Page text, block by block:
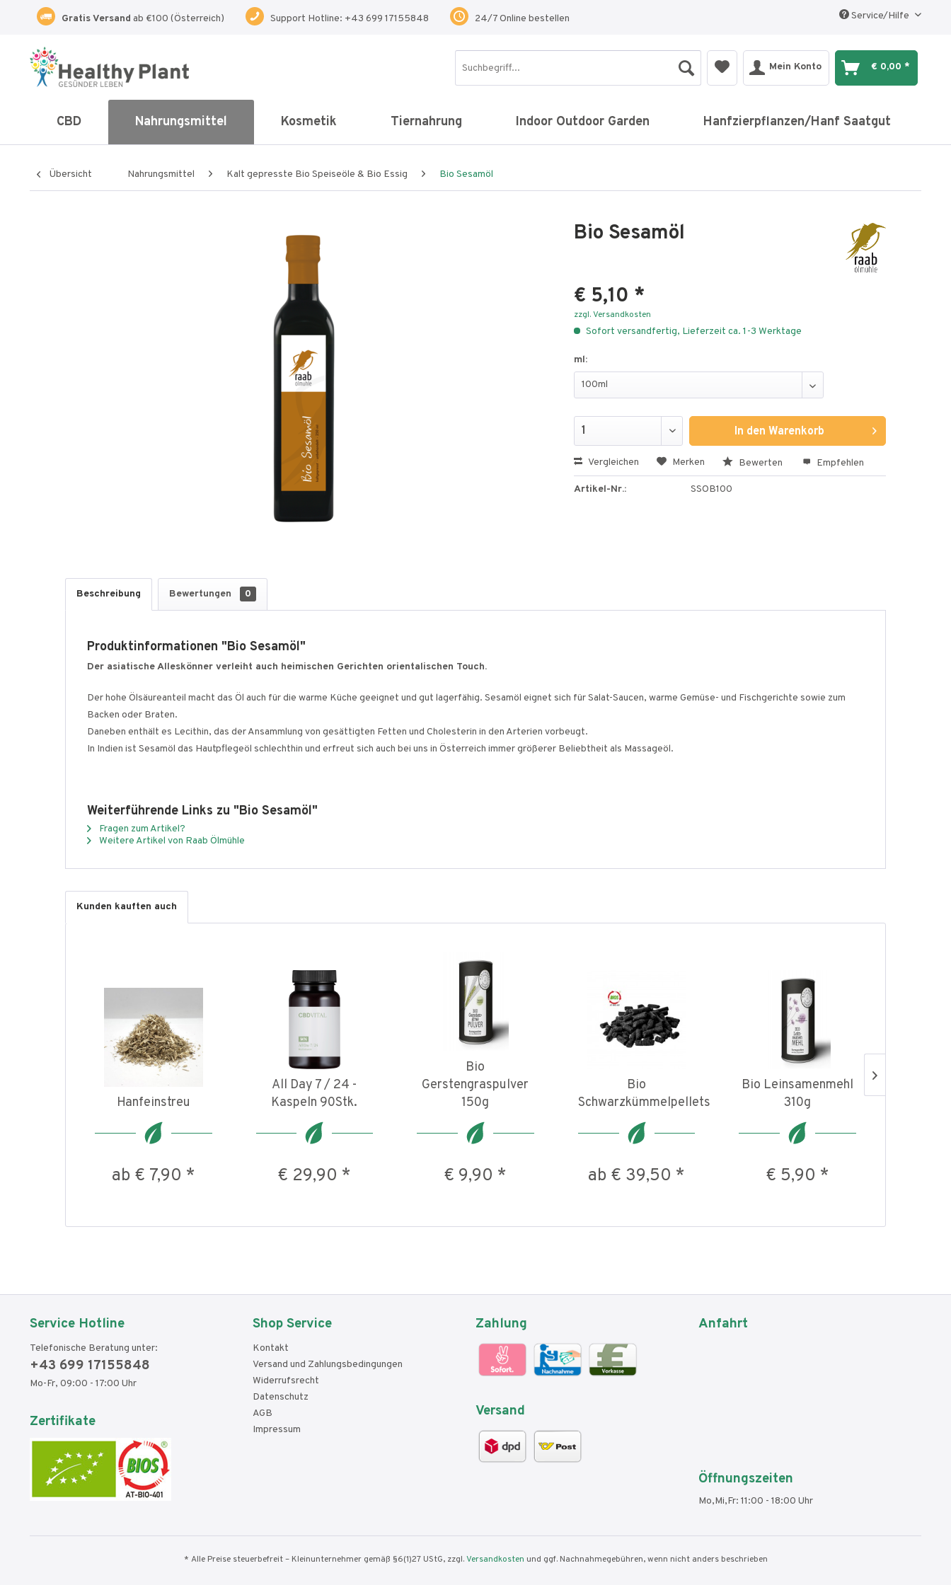
Gratis Versand ab €100 (Österreich) Support Hotline: +43 699 17155848 24/7 Online bestellen Service/Hilfe
Mein Konto € 0,00 *
CBD Nahrungsmittel Kosmetik Tiernahrung Indoor Outdoor Garden Hanfzierpflanzen/Hanf Saatgut
Übersicht Nahrungsmittel Kalt gepresste Bio Speiseöle & Bio Essig Bio Sesamöl
Bio Sesamöl
€ 5,10 *
zzgl. Versandkosten
Sofort versandfertig, Lieferzeit ca. 1-3 Werktage
ml:
In den Warenkorb
Vergleichen Merken Bewerten Empfehlen
Artikel-Nr.: SSOB100
Beschreibung Bewertungen 0
Produktinformationen "Bio Sesamöl"
Der asiatische Alleskönner verleiht auch heimischen Gerichten orientalischen Touch.
Der hohe Ölsäureanteil macht das Öl auch für die warme Küche geeignet und gut lagerfähig. Sesamöl eignet sich für Salat-Saucen, warme Gemüse- und Fischgerichte sowie zum
Backen oder Braten.
Daneben enthält es Lecithin, das der Ansammlung von gesättigten Fetten und Cholesterin in den Arterien vorbeugt.
In Indien ist Sesamöl das Hautpflegeöl schlechthin und erfreut sich auch bei uns in Österreich immer größerer Beliebtheit als Massageöl.
Weiterführende Links zu "Bio Sesamöl"
Fragen zum Artikel?
Weitere Artikel von Raab Ölmühle
Kunden kauften auch
Hanfeinstreu
ab € 7,90 *
All Day 7 / 24 -
Kaspeln 90Stk.
€ 29,90 *
Bio
Gerstengraspulver
150g
€ 9,90 *
Bio
Schwarzkümmelpellets
ab € 39,50 *
Bio Leinsamenmehl
310g
€ 5,90 *
Service Hotline
Telefonische Beratung unter:
+43 699 17155848
Mo-Fr, 09:00 - 17:00 Uhr
Zertifikate
Shop Service
Kontakt
Versand und Zahlungsbedingungen
Widerrufsrecht
Datenschutz
AGB
Impressum
Zahlung
Versand
Anfahrt
Öffnungszeiten
Mo,Mi,Fr: 11:00 - 18:00 Uhr
* Alle Preise steuerbefreit – Kleinunternehmer gemäß §6(1)27 UStG, zzgl.Versandkosten und ggf. Nachnahmegebühren, wenn nicht anders beschrieben